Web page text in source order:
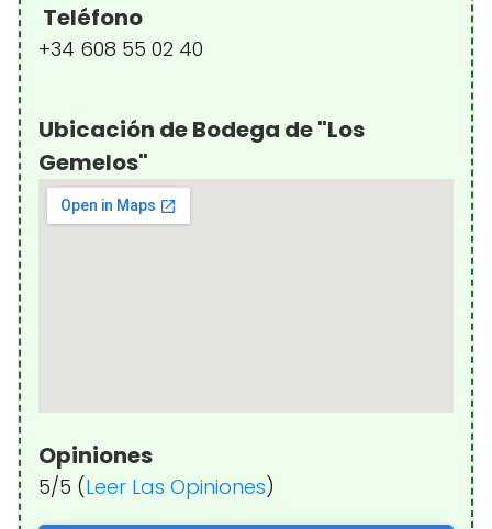
Teléfono
+34 608 55 02 40
Ubicación de Bodega de "Los
Gemelos"
Opiniones
5/5 (Leer Las Opiniones)